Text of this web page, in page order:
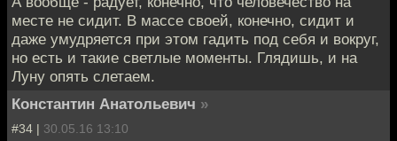
месте не сидит. В массе своей, конечно, сидит и
даже умудряется при этом гадить под себя и вокруг,
но есть и такие светлые моменты. Глядишь, и на
Луну опять слетаем.
Константин Анатольевич »
#34 | 30.05.16 13:10